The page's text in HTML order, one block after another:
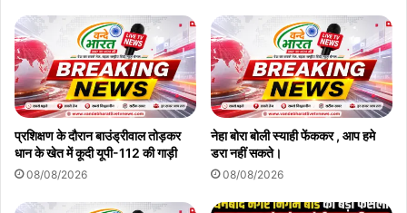
प्रशिक्षण के दौरान बाउंड्रीवाल तोड़कर
धान के खेत में कूदी यूपी-112 की गाड़ी
08/08/2026
नेहा बोरा बोली स्याही फेंककर , आप हमे
डरा नहीं सकते।
08/08/2026